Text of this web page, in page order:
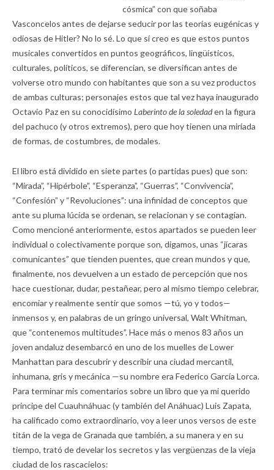
cósmica” con que soñaba
Vasconcelos antes de dejarse seducir por las teorías eugénicas y
odiosas de Hitler? No lo sé. Lo que sí creo es que estos puntos
musicales convertidos en puntos geográficos, lingüísticos,
culturales, políticos, se diferencian, se diversifican antes de
volverse otro mundo con habitantes que son a su vez productos
de ambas culturas; personajes estos que tal vez haya inaugurado
Octavio Paz en su conocidísimo Laberinto de la soledaden la figura
del pachuco (y otros extremos), pero que hoy tienen una miríada
de formas, de costumbres, de modales.
El libro está dividido en siete partes (o partidas pues) que son:
“Mirada”, “Hipérbole”, “Esperanza”, “Guerras”, “Convivencia”,
“Confesión” y “Revoluciones”: una infinidad de conceptos que
ante su pluma lúcida se ordenan, se relacionan y se contagian.
Como mencioné anteriormente, estos apartados se pueden leer
individual o colectivamente porque son, digamos, unas “jícaras
comunicantes” que tienden puentes, que crean mundos y que,
finalmente, nos devuelven a un estado de percepción que nos
hace cuestionar, dudar, pestañear, pero al mismo tiempo celebrar,
encomiar y realmente sentir que somos —tú, yo y todos—
inmensos y, en palabras de un gringo universal, Walt Whitman,
que “contenemos multitudes”. Hace más o menos 83 años un
joven andaluz desembarcó en uno de los muelles de Lower
Manhattan para descubrir y describir una ciudad mercantil,
inhumana, gris y mecánica —su nombre era Federico García Lorca.
Para terminar mis comentarios sobre un libro que ya mi querido
príncipe del Cuauhnáhuac (y también del Anáhuac) Luis Zapata,
ha calificado como extraordinario, voy a leer unos versos de este
titán de la vega de Granada que también, a su manera y en su
tiempo, trató de develar los secretos y las vergüenzas de la vieja
ciudad de los rascacielos: